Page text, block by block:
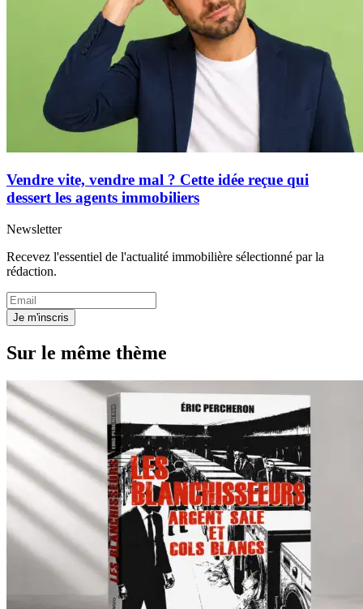
Vendre vite, vendre mal ? Cette idée reçue qui
dessert les agents immobiliers
Newsletter
Recevez l'essentiel de l'actualité immobilière sélectionné par la
rédaction.
Je m'inscris
Sur le même thème